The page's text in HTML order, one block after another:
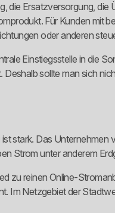
die Ersatzversorgung,
Für Kunden
oder anderen
Einstiegsstelle in die
Deshalb sollte man sich
stark. Das
Strom unter anderem
zu reinen Online-
Im Netzgebiet der